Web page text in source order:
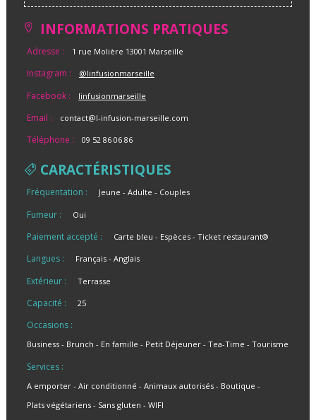
INFORMATIONS PRATIQUES
Adresse : 1 rue Molière 13001 Marseille
Instagram : @linfusionmarseille
Facebook : linfusionmarseille
Email : contact@l-infusion-marseille.com
Téléphone : 09 52 86 06 86
CARACTÉRISTIQUES
Fréquentation : Jeune Adulte Couples
Fumeur : Oui
Paiement accepté : Carte bleu Espèces Ticket restaurant®
Langues : Français Anglais
Extérieur : Terrasse
Capacité : 25
Occasions :
Business Brunch En famille Petit Déjeuner Tea-Time Tourisme
Services :
A emporter Air conditionné Animaux autorisés
Boutique
Plats végétariens
Sans gluten WIFI